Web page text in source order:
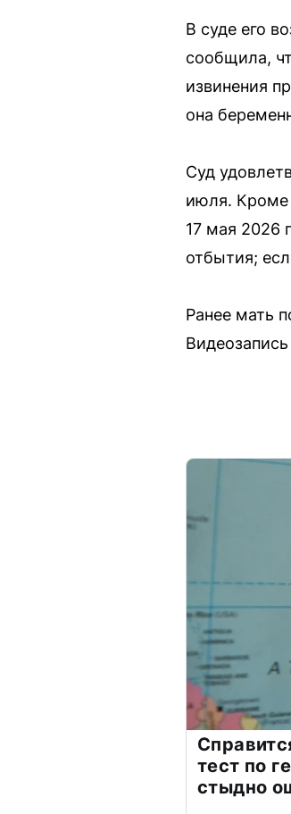
В суде его
сообщила,
извинения
она
Суд
июля. Кроме
17 мая 2026
отбытия;
Ранее мать
тест по
стыдно